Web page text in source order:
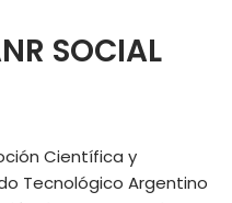
SOCIAL
Científica y
Tecnológico Argentino